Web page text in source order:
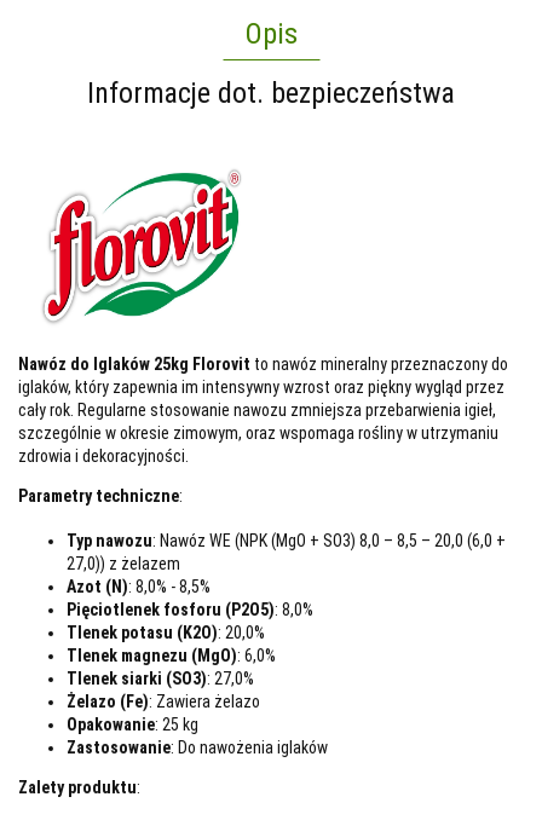
Opis
Informacje dot. bezpieczeństwa
Nawóz do Iglaków 25kg Florovit to nawóz mineralny przeznaczony do
iglaków, który zapewnia im intensywny wzrost oraz piękny wygląd przez
cały rok. Regularne stosowanie nawozu zmniejsza przebarwienia igieł,
szczególnie w okresie zimowym, oraz wspomaga rośliny w utrzymaniu
zdrowia i dekoracyjności.
Parametry techniczne:
Typ nawozu: Nawóz WE (NPK (MgO + SO3) 8,0 – 8,5 – 20,0 (6,0 +
27,0)) z żelazem
Azot (N): 8,0% - 8,5%
Pięciotlenek fosforu (P2O5): 8,0%
Tlenek potasu (K2O): 20,0%
Tlenek magnezu (MgO): 6,0%
Tlenek siarki (SO3): 27,0%
Żelazo (Fe): Zawiera żelazo
Opakowanie: 25 kg
Zastosowanie: Do nawożenia iglaków
Zalety produktu: